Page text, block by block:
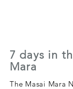
7 days in
Mara
The Masai Mara